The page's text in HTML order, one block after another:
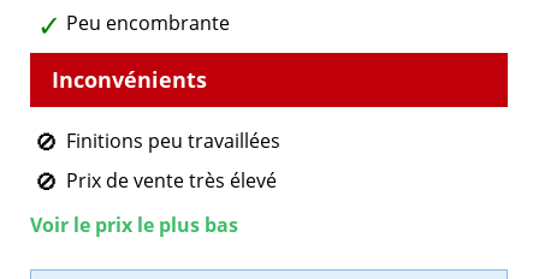
Peu encombrante
Finitions peu travaillées
Prix de vente très élevé
Voir le prix le plus bas